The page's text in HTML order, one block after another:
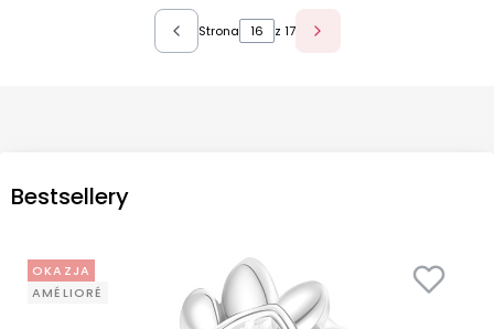
Strona z 17
Bestsellery
OKAZJA
AMÉLIORÉ